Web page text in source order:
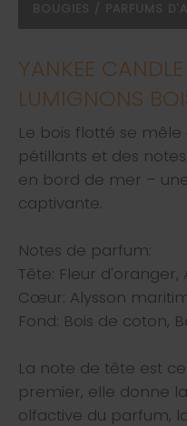
BOUGIES / PARFUMS
YANKEE
LUMIGNONS
Le bois flotté se
pétillants et des
en bord de mer –
captivante.
Notes de parfum:
Tête: Fleur d'oranger,
Cœur: Alysson
Fond: Bois de coton,
La note de tête est
premier, elle donne
olfactive du parfum,